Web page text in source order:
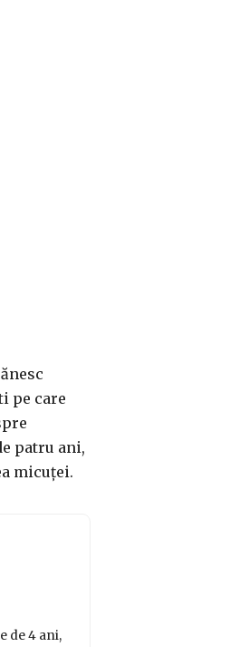
pe care
patru ani,
micuței.
de 4 ani,